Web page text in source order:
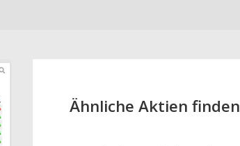
Ähnliche Aktien finden